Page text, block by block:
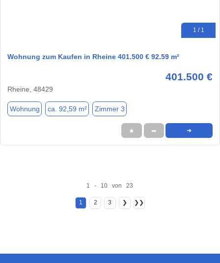
1 / 1
Wohnung zum Kaufen in Rheine 401.500 € 92.59 m²
401.500 €
Rheine, 48429
Wohnung ca. 92,59 m² Zimmer 3
★ ➦ ➜
1 - 10 von 23
1 2 3 ❯ ❯❯